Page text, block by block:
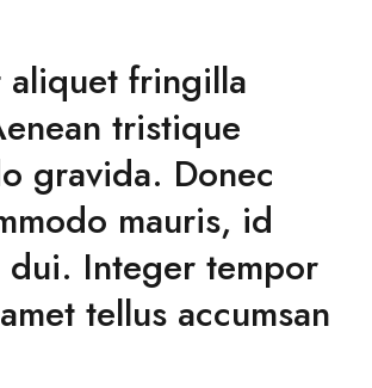
aliquet fringilla
tristique
gravida. Donec
mauris, id
dui. Integer tempor
tellus accumsan